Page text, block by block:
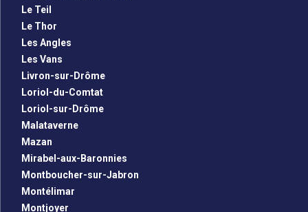
Le Teil
Le Thor
Les Angles
Les Vans
Livron-sur-Drôme
Loriol-du-Comtat
Loriol-sur-Drôme
Malataverne
Mazan
Mirabel-aux-Baronnies
Montboucher-sur-Jabron
Montélimar
Montjoyer